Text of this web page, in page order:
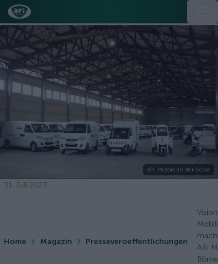
ARI Motors an der Börse
31. Juli 2023
Home Magazin Presseveroeffentlichungen
Vision
ARI